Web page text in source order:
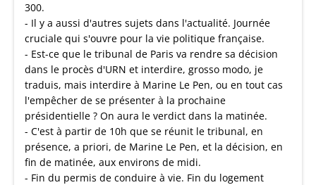
300.
- Il y a aussi d'autres sujets dans l'actualité. Journée
cruciale qui s'ouvre pour la vie politique française.
- Est-ce que le tribunal de Paris va rendre sa décision
dans le procès d'URN et interdire, grosso modo, je
traduis, mais interdire à Marine Le Pen, ou en tout cas
l'empêcher de se présenter à la prochaine
présidentielle ? On aura le verdict dans la matinée.
- C'est à partir de 10h que se réunit le tribunal, en
présence, a priori, de Marine Le Pen, et la décision, en
fin de matinée, aux environs de midi.
- Fin du permis de conduire à vie. Fin du logement